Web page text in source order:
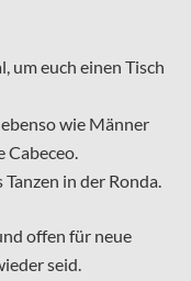
um euch einen Tisch
wie Männer
Cabeceo.
in der Ronda.
offen für neue
seid.